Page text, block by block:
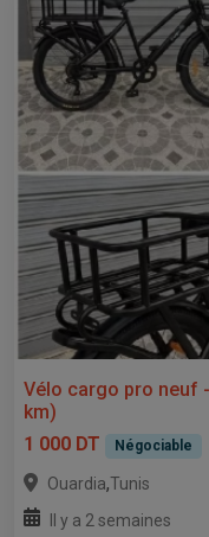
Vélo cargo pro neuf
km)
1 000 DT
Négociable
Ouardia,Tunis
Il y a 2 semaines